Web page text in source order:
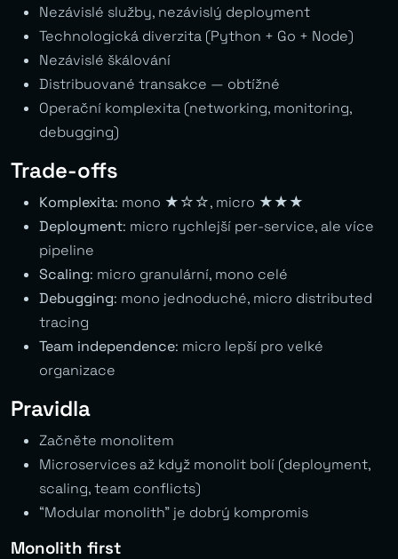
Nezávislé služby, nezávislý deployment
Technologická diverzita (Python + Go + Node)
Nezávislé škálování
Distribuované transakce — obtížné
Operační komplexita (networking, monitoring,
debugging)
Trade-offs
Komplexita: mono ★☆☆, micro ★★★
Deployment: micro rychlejší per-service, ale více
pipeline
Scaling: micro granulární, mono celé
Debugging: mono jednoduché, micro distributed
tracing
Team independence: micro lepší pro velké
organizace
Pravidla
Začněte monolitem
Microservices až když monolit bolí (deployment,
scaling, team conflicts)
“Modular monolith” je dobrý kompromis
Monolith first